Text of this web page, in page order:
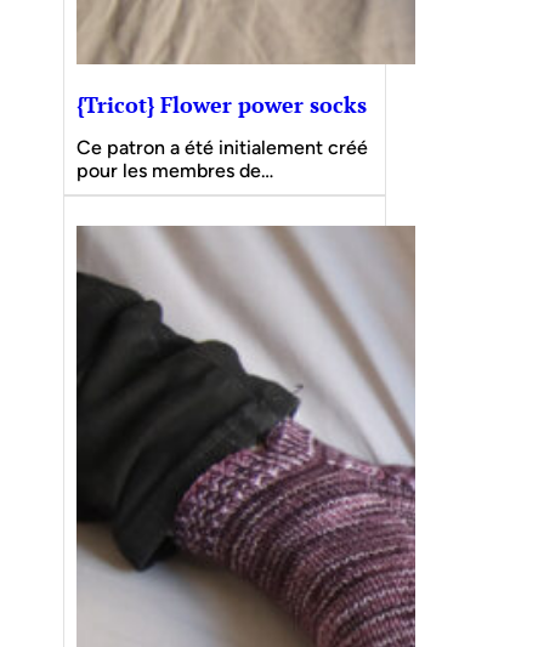
{Tricot} Flower power socks
Ce patron a été initialement créé
pour les membres de…